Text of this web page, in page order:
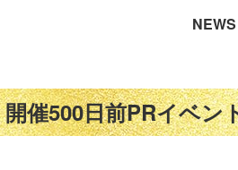
NEWS
催500日前PRイベ